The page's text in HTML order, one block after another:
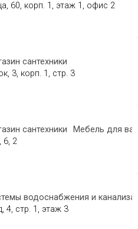
60, корп. 1, этаж 1, офис 2
сантехники
3, корп. 1, стр. 3
сантехники
Мебель для
6, 2
водоснабжения и
4, стр. 1, этаж 3